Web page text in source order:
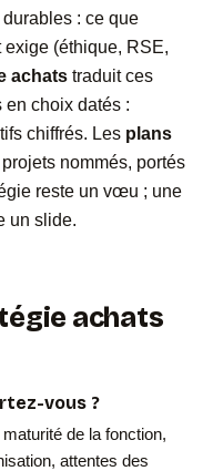
: ce que
exige (éthique, RSE,
achats traduit ces
choix datés :
chiffrés. Les plans
nommés, portés
reste un vœu ; une
un slide.
achats
vous ?
de la fonction,
attentes des